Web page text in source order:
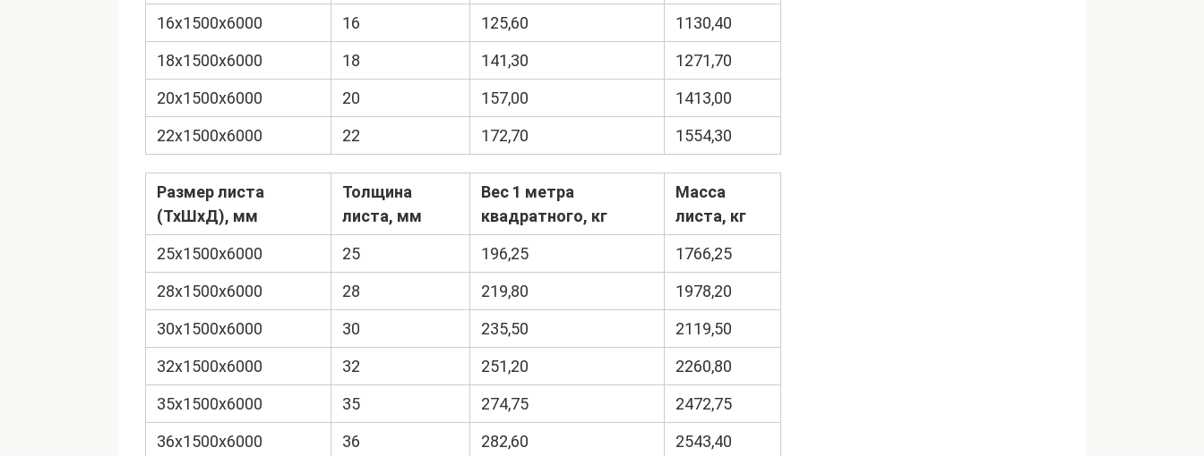
16х1500х6000
16 125,60
1130,40
18х1500х6000
18 141,30
1271,70
20х1500х6000
20 157,00
1413,00
22х1500х6000
22 172,70 1554,30
Размер листа
(ТхШхД), мм
Толщина
листа, мм
Вес 1 метра
квадратного, кг
Масса
листа, кг
25х1500х6000
25 196,25
1766,25
28х1500х6000
28 219,80
1978,20
30х1500х6000
30 235,50
2119,50
32х1500х6000
32 251,20
2260,80
35х1500х6000
35 274,75
2472,75
36х1500х6000
36 282,60
2543,40